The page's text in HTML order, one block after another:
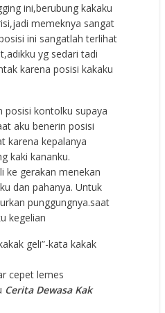
ini,berubung kakaku
memeknya sangat
ini sangatlah terlihat
yg sedari tadi
karena posisi kakaku
posisi kontolku supaya
aku benerin posisi
karena kepalanya
kaki kananku.
ke gerakan menekan
dan pahanya. Untuk
punggungnya.saat
kegelian
geli”-kata kakak
cepet lemes
Cerita Dewasa Kak